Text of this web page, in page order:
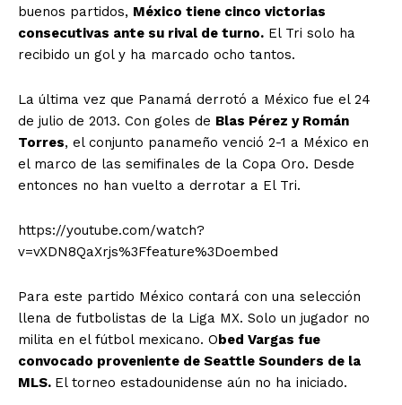
buenos partidos, México tiene cinco victorias
consecutivas ante su rival de turno. El Tri solo ha
recibido un gol y ha marcado ocho tantos.
La última vez que Panamá derrotó a México fue el 24
de julio de 2013. Con goles de Blas Pérez y Román
Torres, el conjunto panameño venció 2-1 a México en
el marco de las semifinales de la Copa Oro. Desde
entonces no han vuelto a derrotar a El Tri.
https://youtube.com/watch?
v=vXDN8QaXrjs%3Ffeature%3Doembed
Para este partido México contará con una selección
llena de futbolistas de la Liga MX. Solo un jugador no
milita en el fútbol mexicano. O bed Vargas fue
convocado proveniente de Seattle Sounders de la
MLS. El torneo estadounidense aún no ha iniciado.